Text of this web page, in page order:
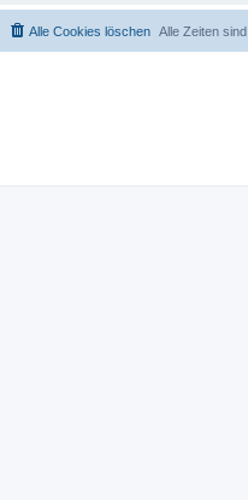
Alle Zeiten sind
Alle Cookies löschen